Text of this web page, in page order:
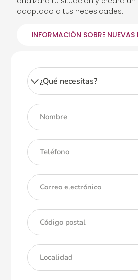
adaptado a tus necesidades.
INFORMACIÓN SOBRE NUEVAS